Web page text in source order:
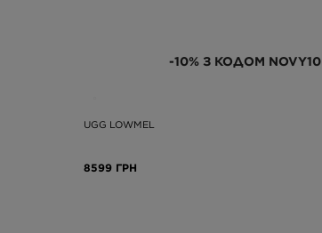
-10% З КОДОМ NOVY10
UGG LOWMEL
8599 ГРН